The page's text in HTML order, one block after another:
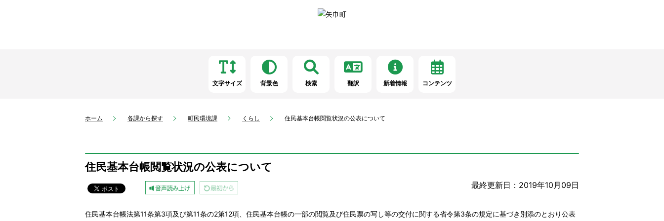
文字サイズ 背景色 検索 翻訳 新着情報 コンテンツ
ホーム 各課から探す 町民環境課 くらし 住民基本台帳閲覧状況の公表について
住民基本台帳閲覧状況の公表について
最終更新日：2019年10月09日
住民基本台帳法第11条第3項及び第11条の2第12項、住民基本台帳の一部の閲覧及び住民票の写し等の交付に関する省令第3条の規定に基づき別添のとおり公表